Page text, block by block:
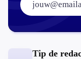
Tip de